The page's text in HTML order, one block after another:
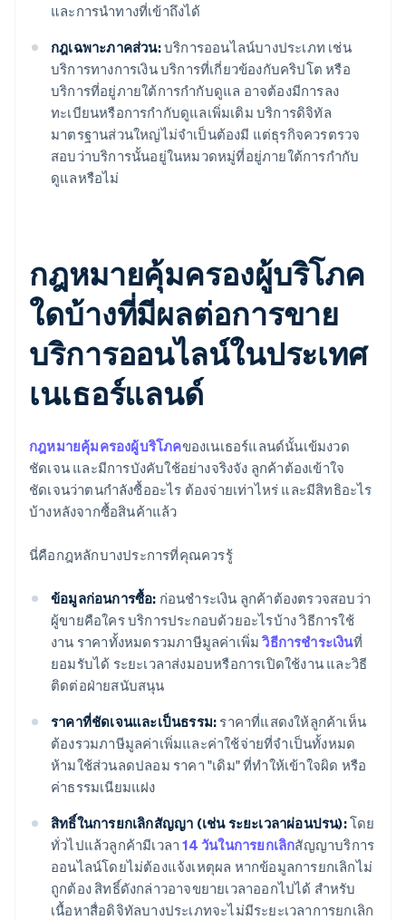
และการนำทางที่เข้าถึงได้
กฎเฉพาะภาคส่วน:บริการออนไลน์บางประเภท เช่น
บริการทางการเงิน บริการที่เกี่ยวข้องกับคริปโต หรือ
บริการที่อยู่ภายใต้การกำกับดูแล อาจต้องมีการลง
ทะเบียนหรือการกำกับดูแลเพิ่มเติม บริการดิจิทัล
มาตรฐานส่วนใหญ่ไม่จำเป็นต้องมี แต่ธุรกิจควรตรวจ
สอบว่าบริการนั้นอยู่ในหมวดหมู่ที่อยู่ภายใต้การกำกับ
ดูแลหรือไม่
กฎหมายคุ้มครองผู้บริโภค
ใดบ้างที่มีผลต่อการขาย
บริการออนไลน์ในประเทศ
เนเธอร์แลนด์
กฎหมายคุ้มครองผู้บริโภคของเนเธอร์แลนด์นั้นเข้มงวด
ชัดเจน และมีการบังคับใช้อย่างจริงจัง ลูกค้าต้องเข้าใจ
ชัดเจนว่าตนกำลังซื้ออะไร ต้องจ่ายเท่าไหร่ และมีสิทธิอะไร
บ้างหลังจากซื้อสินค้าแล้ว
นี่คือกฎหลักบางประการที่คุณควรรู้
ข้อมูลก่อนการซื้อ: ก่อนชำระเงิน ลูกค้าต้องตรวจสอบว่า
ผู้ขายคือใคร บริการประกอบด้วยอะไรบ้าง วิธีการใช้
งาน ราคาทั้งหมดรวมภาษีมูลค่าเพิ่มวิธีการชำระเงินที่
ยอมรับได้ ระยะเวลาส่งมอบหรือการเปิดใช้งาน และวิธี
ติดต่อฝ่ายสนับสนุน
ราคาที่ชัดเจนและเป็นธรรม: ราคาที่แสดงให้ลูกค้าเห็น
ต้องรวมภาษีมูลค่าเพิ่มและค่าใช้จ่ายที่จำเป็นทั้งหมด
ห้ามใช้ส่วนลดปลอม ราคา "เดิม" ที่ทำให้เข้าใจผิด หรือ
ค่าธรรมเนียมแฝง
สิทธิ์ในการยกเลิกสัญญา (เช่น ระยะเวลาผ่อนปรน):โดย
ทั่วไปแล้วลูกค้ามีเวลา14 วันในการยกเลิกสัญญาบริการ
ออนไลน์โดยไม่ต้องแจ้งเหตุผล หากข้อมูลการยกเลิกไม่
ถูกต้อง สิทธิ์ดังกล่าวอาจขยายเวลาออกไปได้ สำหรับ
เนื้อหาสื่อดิจิทัลบางประเภทจะไม่มีระยะเวลาการยกเลิก